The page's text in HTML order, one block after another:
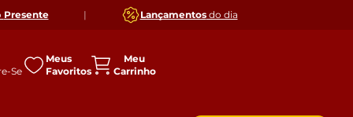
Presente | Lançamentosdo dia
Meus
Favoritos